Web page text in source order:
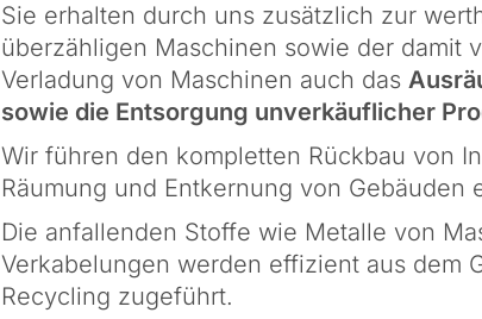
Sie erhalten durch uns zusätzlich zur
überzähligen Maschinen sowie der damit
Verladung von Maschinen auch das
sowie die Entsorgung unverkäuflicher
Wir führen den kompletten Rückbau von
Räumung und Entkernung von Gebäuden
Die anfallenden Stoffe wie Metalle von
Verkabelungen werden effizient aus dem
Recycling zugeführt.